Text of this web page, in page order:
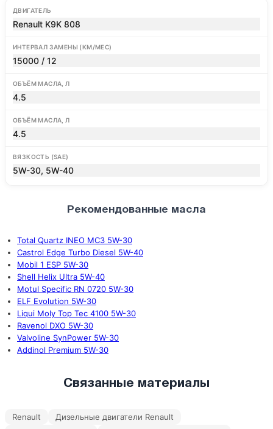
ДВИГАТЕЛЬ
Renault K9K 808
ИНТЕРВАЛ ЗАМЕНЫ (КМ/МЕС)
15000 / 12
ОБЪЁМ МАСЛА, Л
4.5
ОБЪЁМ МАСЛА, Л
4.5
ВЯЗКОСТЬ (SAE)
5W-30, 5W-40
Рекомендованные масла
Total Quartz INEO MC3 5W-30
Castrol Edge Turbo Diesel 5W-40
Mobil 1 ESP 5W-30
Shell Helix Ultra 5W-40
Motul Specific RN 0720 5W-30
ELF Evolution 5W-30
Liqui Moly Top Tec 4100 5W-30
Ravenol DXO 5W-30
Valvoline SynPower 5W-30
Addinol Premium 5W-30
Связанные материалы
Renault
Дизельные двигатели Renault